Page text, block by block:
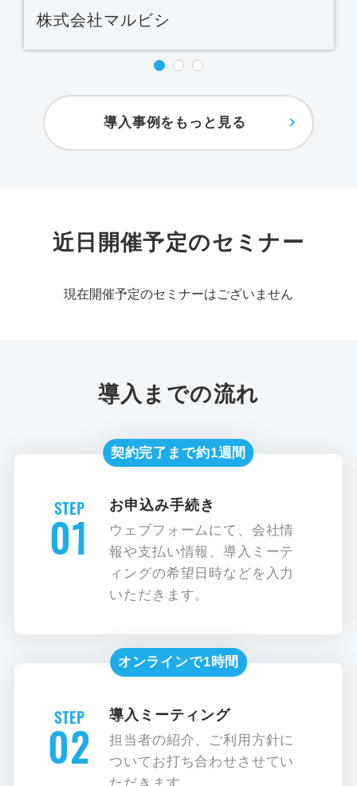
株式会社マルビシ
導入事例をもっと見る
近日開催予定のセミナー
現在開催予定のセミナーはございません
導入までの流れ
契約完了まで約1週間
01
お申込み手続き
ウェブフォームにて、会社情
報や支払い情報、導入ミーテ
ィングの希望日時などを入力
いただきます。
オンラインで1時間
02
導入ミーティング
担当者の紹介、ご利用方針に
ついてお打ち合わせさせてい